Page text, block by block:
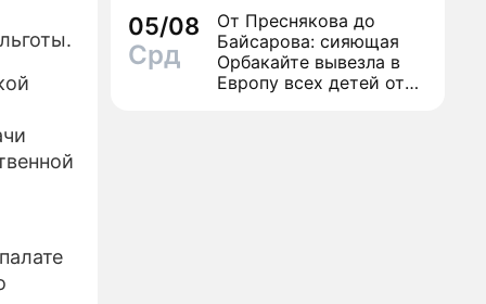
05/08
Срд
От Преснякова до
Байсарова: сияющая
Орбакайте вывезла в
Европу всех детей от